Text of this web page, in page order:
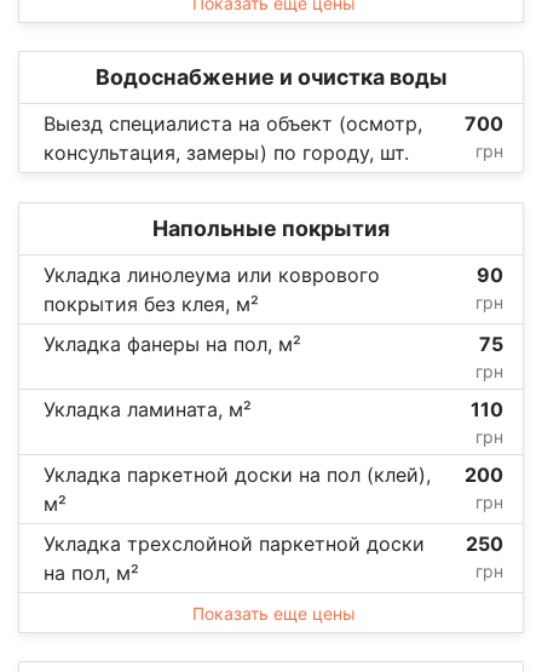
Водоснабжение и очистка воды
Выезд специалиста на объект (осмотр,
консультация, замеры) по городу, шт.
700
грн
Напольные покрытия
Укладка линолеума или коврового
покрытия без клея, м²
90
грн
Укладка фанеры на пол, м² 75
грн
Укладка ламината, м² 110
грн
Укладка паркетной доски на пол (клей),
м²
200
грн
Укладка трехслойной паркетной доски
на пол, м²
250
грн
Показать еще цены